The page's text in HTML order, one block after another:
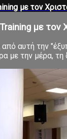
με τον
με τον
αυτή την
με την μέρα,